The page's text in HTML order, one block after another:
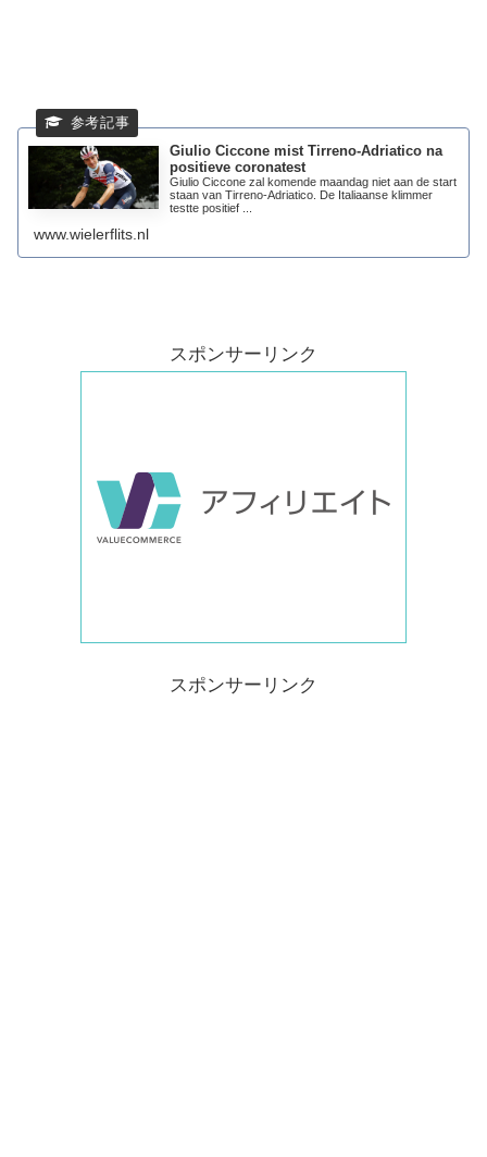
Giulio Ciccone mist Tirreno-Adriatico na
positieve coronatest
Giulio Ciccone zal komende maandag niet aan de start
staan van Tirreno-Adriatico. De Italiaanse klimmer
testte positief ...
www.wielerflits.nl
スポンサーリンク
スポンサーリンク